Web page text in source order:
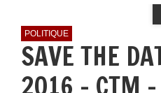
POLITIQUE
SAVE THE